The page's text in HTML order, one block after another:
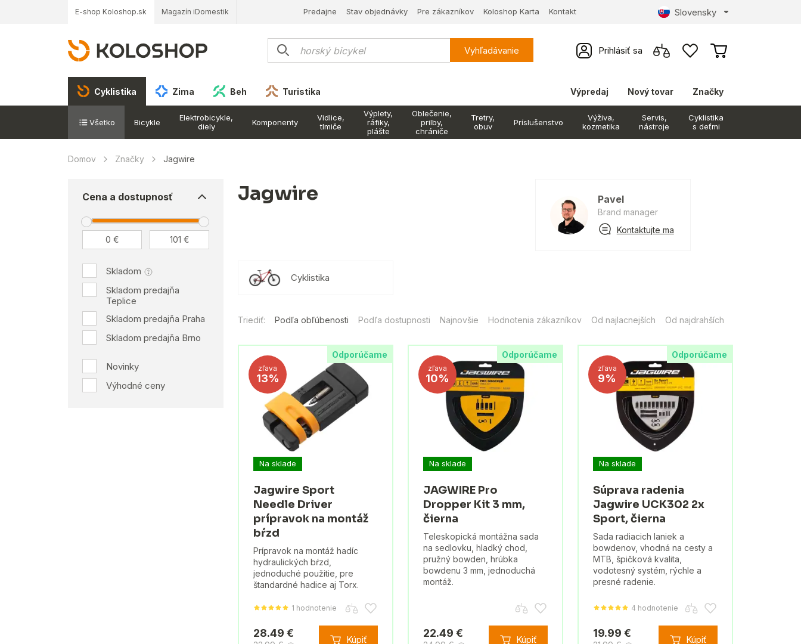
E-shop Koloshop.sk Magazín iDomestik Predajne Stav objednávky Pre zákazníkov Koloshop Karta Kontakt Slovensky
Vyhľadávanie Prihlásiť sa
Cyklistika Zima Beh Turistika Výpredaj Nový tovar Značky
Všetko Bicykle
Elektrobicykle,
diely
Komponenty
Vidlice,
tlmiče
Výplety,
ráfiky,
plášte
Oblečenie,
prilby,
chrániče
Tretry,
obuv
Príslušenstvo
Výživa,
kozmetika
Servis,
nástroje
Cyklistika
s deťmi
Domov Značky Jagwire
Cena a dostupnosť
Skladom
Skladom predajňa
Teplice
Skladom predajňa Praha
Skladom predajňa Brno
Novinky
Výhodné ceny
Jagwire Pavel
Brand manager
Kontaktujte ma
Cyklistika
Triediť: Podľa obľúbenosti Podľa dostupnosti Najnovšie Hodnotenia zákazníkov Od najlacnejších Od najdrahších
Odporúčame
zľava
13%
Na sklade
Jagwire Sport
Needle Driver
prípravok na montáž
bŕzd
Prípravok na montáž hadíc
hydraulických bŕzd,
jednoduché použitie, pre
štandardné hadice aj Torx.
1 hodnotenie
28.49 €
Kúpiť
Odporúčame
zľava
10%
Na sklade
JAGWIRE Pro
Dropper Kit 3 mm,
čierna
Teleskopická montážna sada
na sedlovku, hladký chod,
pružný bowden, hrúbka
bowdenu 3 mm, jednoduchá
montáž.
22.49 €
Kúpiť
Odporúčame
zľava
9%
Na sklade
Súprava radenia
Jagwire UCK302 2x
Sport, čierna
Sada radiacich laniek a
bowdenov, vhodná na cesty a
MTB, špičková kvalita,
vodotesný systém, rýchle a
presné radenie.
4 hodnotenie
19.99 €
Kúpiť